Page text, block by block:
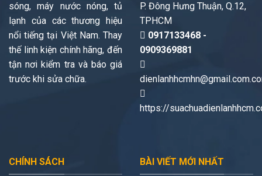
sóng, máy nước nóng, tủ
lạnh của các thương hiệu
nổi tiếng tại Việt Nam. Thay
thế linh kiện chính hãng, đến
tận nơi kiểm tra và báo giá
trước khi sửa chữa.
P. Đông Hưng Thuận, Q.12,
TPHCM
0917133468 -
0909369881
https://
CHÍNH SÁCH BÀI VIẾT MỚI NHẤT